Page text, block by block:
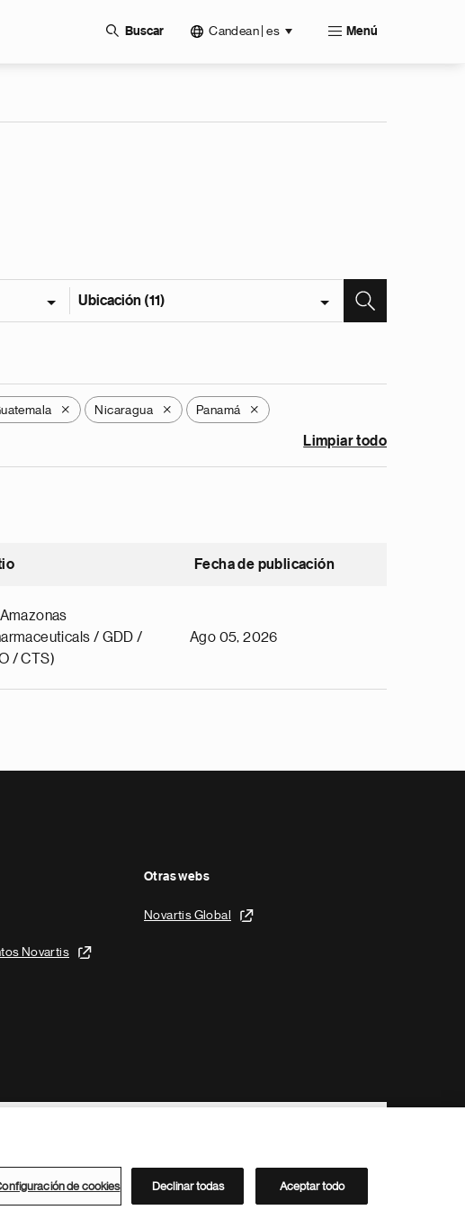
Buscar Candean | es Menú
Ubicación (11)
X Nicaragua X Panamá X
Limpiar todo
Fecha de publicación
Amazonas
/ GDD /
/ CTS)
Ago 05, 2026
Novartis
Otras webs
Novartis Global
Directorio de Novartis
de cookies Declinar todas Aceptar todo